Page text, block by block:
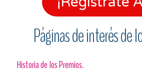
Páginas de interés de
Historia de los Premios.